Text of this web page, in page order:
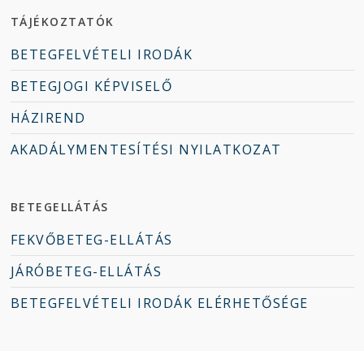
TÁJÉKOZTATÓK
BETEGFELVÉTELI IRODÁK
BETEGJOGI KÉPVISELŐ
HÁZIREND
AKADÁLYMENTESÍTÉSI NYILATKOZAT
BETEGELLÁTÁS
FEKVŐBETEG-ELLÁTÁS
JÁRÓBETEG-ELLÁTÁS
BETEGFELVÉTELI IRODÁK ELÉRHETŐSÉGE